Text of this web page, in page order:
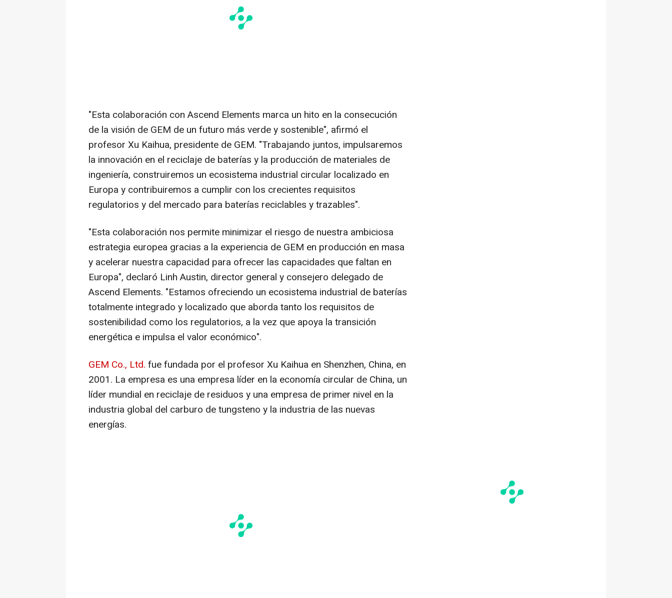
"Esta colaboración con Ascend Elements marca un hito en la consecución
de la visión de GEM de un futuro más verde y sostenible", afirmó el
profesor Xu Kaihua, presidente de GEM. "Trabajando juntos, impulsaremos
la innovación en el reciclaje de baterías y la producción de materiales de
ingeniería, construiremos un ecosistema industrial circular localizado en
Europa y contribuiremos a cumplir con los crecientes requisitos
regulatorios y del mercado para baterías reciclables y trazables".
"Esta colaboración nos permite minimizar el riesgo de nuestra ambiciosa
estrategia europea gracias a la experiencia de GEM en producción en masa
y acelerar nuestra capacidad para ofrecer las capacidades que faltan en
Europa", declaró Linh Austin, director general y consejero delegado de
Ascend Elements. "Estamos ofreciendo un ecosistema industrial de baterías
totalmente integrado y localizado que aborda tanto los requisitos de
sostenibilidad como los regulatorios, a la vez que apoya la transición
energética e impulsa el valor económico".
GEM Co., Ltd. fue fundada por el profesor Xu Kaihua en Shenzhen, China, en
2001. La empresa es una empresa líder en la economía circular de China, un
líder mundial en reciclaje de residuos y una empresa de primer nivel en la
industria global del carburo de tungsteno y la industria de las nuevas
energías.